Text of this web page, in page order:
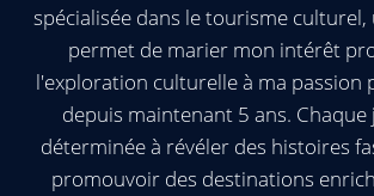
spécialisée dans le tourisme
permet de marier mon intérêt
l'exploration culturelle à ma passion
depuis maintenant 5 ans. Chaque
déterminée à révéler des histoires
promouvoir des destinations